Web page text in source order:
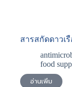
สารสกัดดาวเ
food
อ่านเพิ่ม